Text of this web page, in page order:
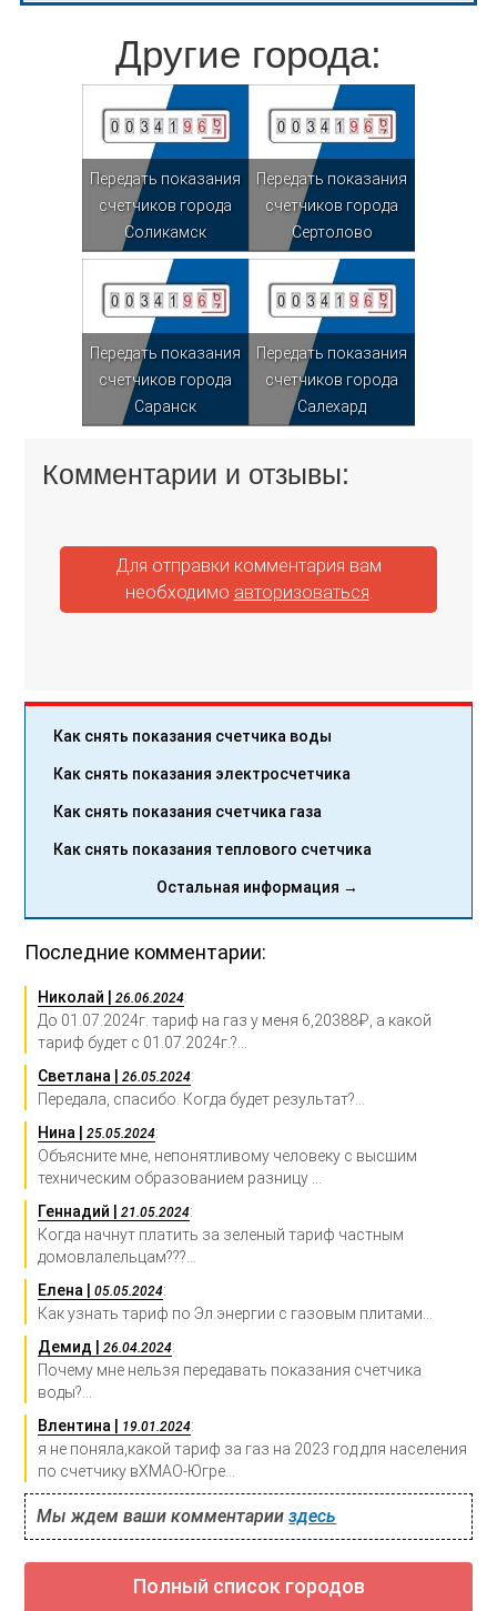
Другие города:
Передать показания
счетчиков города
Соликамск
Передать показания
счетчиков города
Сертолово
Передать показания
счетчиков города
Саранск
Передать показания
счетчиков города
Салехард
Комментарии и отзывы:
Для отправки комментария вам
необходимо авторизоваться
Как снять показания счетчика воды
Как снять показания электросчетчика
Как снять показания счетчика газа
Как снять показания теплового счетчика
Остальная информация →
Последние комментарии:
Николай |26.06.2024:
До 01.07.2024г. тариф на газ у меня 6,20388₽, а какой
тариф будет с 01.07.2024г.?...
Светлана |26.05.2024:
Передала, спасибо. Когда будет результат?...
Нина |25.05.2024:
Объясните мне, непонятливому человеку с высшим
техническим образованием разницу ...
Геннадий |21.05.2024:
Когда начнут платить за зеленый тариф частным
домовлалельцам???...
Елена |05.05.2024:
Как узнать тариф по Эл.энергии с газовым плитами...
Демид |26.04.2024:
Почему мне нельзя передавать показания счетчика
воды?...
Влентина |
19.01.2024:
я не поняла,какой тариф за газ на 2023 год для населения
по счетчику вХМАО-Югре...
Мы ждем ваши комментарииздесь
Полный список городов